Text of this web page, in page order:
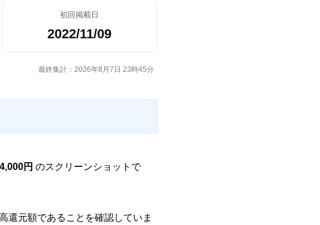
初回掲載日
2022/11/09
最終集計：2026年8月7日 23時45分
4,000円 のスクリーンショットで
還元額であることを確認していま